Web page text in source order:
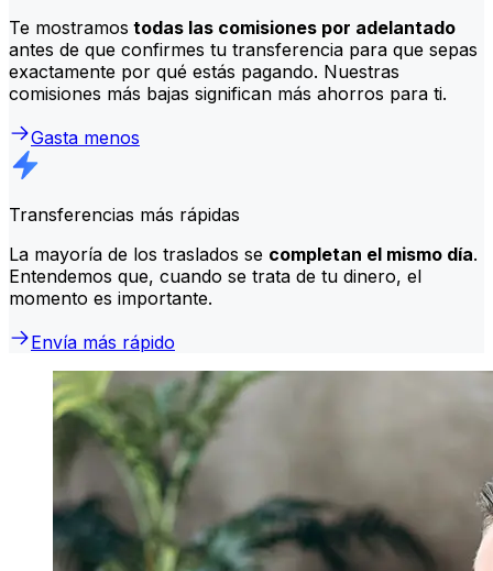
Te mostramos todas las comisiones por adelantado
antes de que confirmes tu transferencia para que sepas
exactamente por qué estás pagando. Nuestras
comisiones más bajas significan más ahorros para ti.
Gasta menos
Transferencias más rápidas
La mayoría de los traslados se completan el mismo día.
Entendemos que, cuando se trata de tu dinero, el
momento es importante.
Envía más rápido